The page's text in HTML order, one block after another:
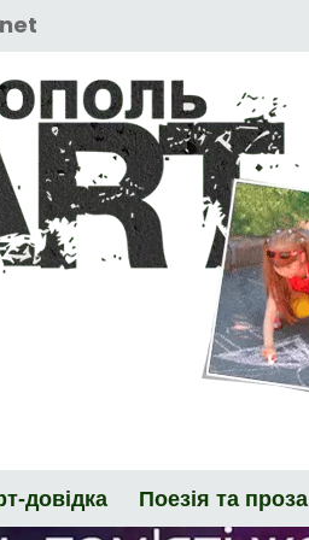
довідка Поезія та проза